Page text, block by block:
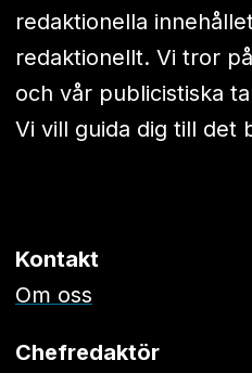
redaktionella
redaktionellt. Vi tror
och vår publicistiska
Vi vill guida dig till det
Kontakt
Om oss
Chefredaktör